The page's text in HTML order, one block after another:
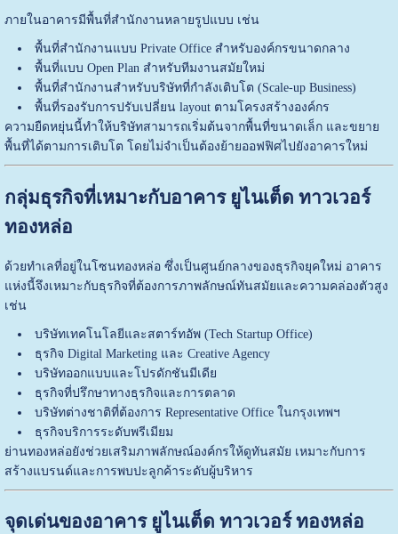
ภายในอาคารมีพื้นที่สำนักงานหลายรูปแบบ เช่น
พื้นที่สำนักงานแบบ Private Office สำหรับองค์กรขนาดกลาง
พื้นที่แบบ Open Plan สำหรับทีมงานสมัยใหม่
พื้นที่สำนักงานสำหรับบริษัทที่กำลังเติบโต (Scale-up Business)
พื้นที่รองรับการปรับเปลี่ยน layout ตามโครงสร้างองค์กร
ความยืดหยุ่นนี้ทำให้บริษัทสามารถเริ่มต้นจากพื้นที่ขนาดเล็ก และขยาย
พื้นที่ได้ตามการเติบโต โดยไม่จำเป็นต้องย้ายออฟฟิศไปยังอาคารใหม่
กลุ่มธุรกิจที่เหมาะกับอาคาร ยูไนเต็ด ทาวเวอร์
ทองหล่อ
ด้วยทำเลที่อยู่ในโซนทองหล่อ ซึ่งเป็นศูนย์กลางของธุรกิจยุคใหม่ อาคาร
แห่งนี้จึงเหมาะกับธุรกิจที่ต้องการภาพลักษณ์ทันสมัยและความคล่องตัวสูง
เช่น
บริษัทเทคโนโลยีและสตาร์ทอัพ (Tech Startup Office)
ธุรกิจ Digital Marketing และ Creative Agency
บริษัทออกแบบและโปรดักชันมีเดีย
ธุรกิจที่ปรึกษาทางธุรกิจและการตลาด
บริษัทต่างชาติที่ต้องการ Representative Office ในกรุงเทพฯ
ธุรกิจบริการระดับพรีเมียม
ย่านทองหล่อยังช่วยเสริมภาพลักษณ์องค์กรให้ดูทันสมัย เหมาะกับการ
สร้างแบรนด์และการพบปะลูกค้าระดับผู้บริหาร
จุดเด่นของอาคาร ยูไนเต็ด ทาวเวอร์ ทองหล่อ